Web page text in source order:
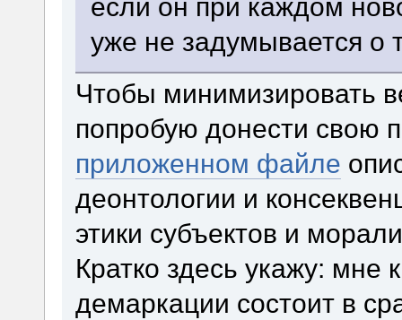
если он при каждом
уже не задумывается о
Чтобы минимизировать
попробую донести свою
приложенном файле
деонтологии и
этики субъектов и
Кратко здесь укажу: мне
демаркации состоит в